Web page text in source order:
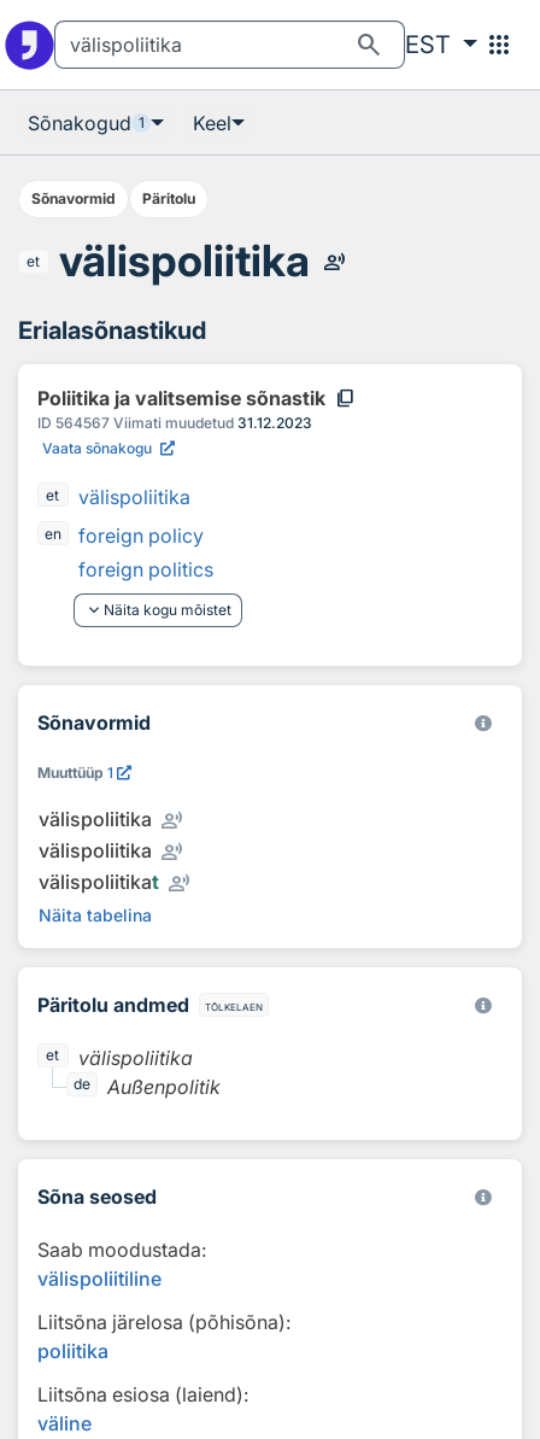
search EST apps
Sõnakogud 1 Keel
Sõnavormid Päritolu
et välispoliitika record_voice_over
Erialasõnastikud
Poliitika ja valitsemise sõnastik content_copy
ID 564567 Viimati muudetud 31.12.2023
Vaata sõnakogu
et välispoliitika
en
foreign policy
foreign politics
keyboard_arrow_down Näita kogu mõistet
Sõnavormid
Muuttüüp 1
välispoliitika record_voice_over
välispoliitika record_voice_over
välispoliitikat record_voice_over
Näita tabelina
Päritolu andmed tõlkelaen
et välispoliitika
de Außenpolitik
Sõna seosed
Saab moodustada:
välispoliitiline
Liitsõna järelosa (põhisõna):
poliitika
Liitsõna esiosa (laiend):
väline